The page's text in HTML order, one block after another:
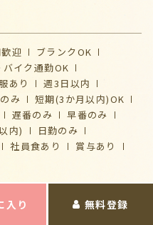
迎
ブランクOK
バイク通勤OK
あり
週3日以内
み
短期(3か月以内)OK
遅番のみ
早番のみ
内)
日勤のみ
社員食あり
賞与あり
入り 無料登録